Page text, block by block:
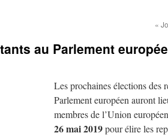
«
au Parlement
Les prochaines élections des
Parlement européen auront
membres de l’Union
26 mai 2019pour élire les